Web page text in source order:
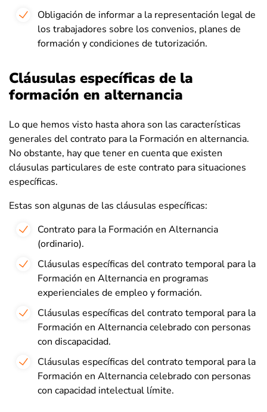
Obligación de informar a la representación legal de
los trabajadores sobre los convenios, planes de
formación y condiciones de tutorización.
Cláusulas específicas de la
formación en alternancia
Lo que hemos visto hasta ahora son las características
generales del contrato para la Formación en alternancia.
No obstante, hay que tener en cuenta que existen
cláusulas particulares de este contrato para situaciones
específicas.
Estas son algunas de las cláusulas específicas:
Contrato para la Formación en Alternancia
(ordinario).
Cláusulas específicas del contrato temporal para la
Formación en Alternancia en programas
experienciales de empleo y formación.
Cláusulas específicas del contrato temporal para la
Formación en Alternancia celebrado con personas
con discapacidad.
Cláusulas específicas del contrato temporal para la
Formación en Alternancia celebrado con personas
con capacidad intelectual límite.